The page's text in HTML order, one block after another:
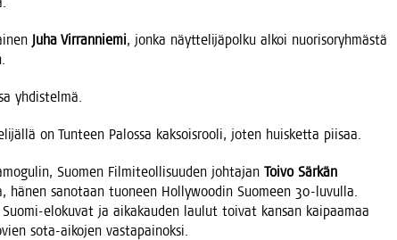
Juha Vir­ran­nie­mi, jon­ka näyt­te­li­jä­pol­ku alkoi nuo­ri­so­ryh­mäs­tä
yhdistelmä.
on Tun­teen Palos­sa kak­sois­roo­li, joten huis­ket­ta piisaa.
Suo­men Fil­mi­teol­li­suu­den joh­ta­jan Toi­vo Sär­kän
sano­taan tuo­neen Hol­lywoo­din Suo­meen 30-luvul­la.
elo­ku­vat ja aika­kau­den lau­lut toi­vat kan­san kai­paa­maa
sota-aiko­jen vastapainoksi.